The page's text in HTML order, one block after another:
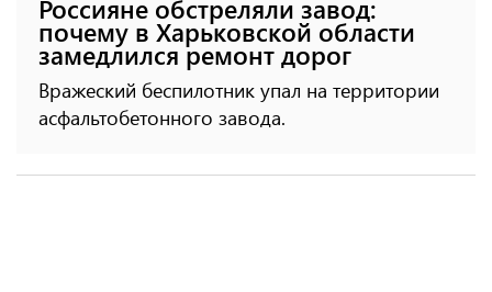
Россияне обстреляли завод:
почему в Харьковской области
замедлился ремонт дорог
Вражеский беспилотник упал на территории
асфальтобетонного завода.